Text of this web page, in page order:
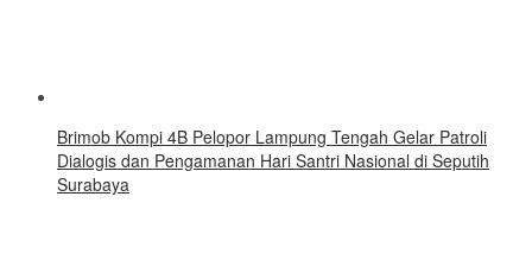
Brimob Kompi 4B Pelopor Lampung Tengah Gelar Patroli
Dialogis dan Pengamanan Hari Santri Nasional di Seputih
Surabaya